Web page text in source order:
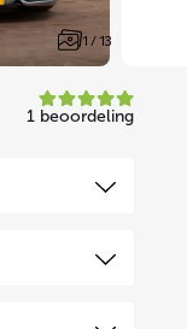
1 / 13
1 beoordeling